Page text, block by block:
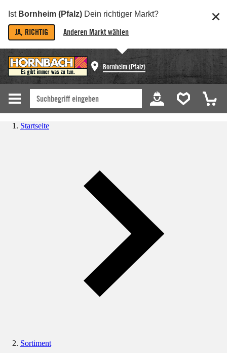
Ist Bornheim (Pfalz) Dein richtiger Markt?
JA, RICHTIG Anderen Markt wählen
Bornheim (Pfalz)
Startseite
Sortiment